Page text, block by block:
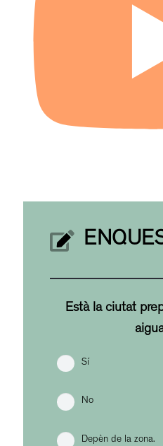
Està la ciutat
Sí
No
Depèn de la zona.